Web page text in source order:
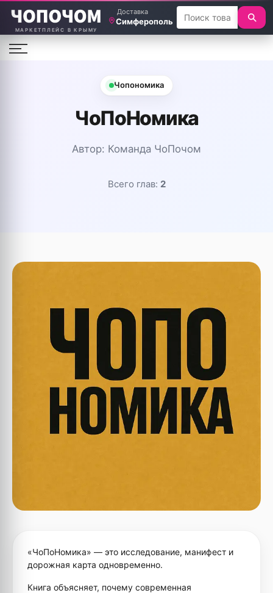
МАРКЕТПЛЕЙС В КРЫМУ
Доставка
Симферополь
Чопономика
ЧоПоНомика
Автор: Команда ЧоПочом
Всего глав: 2
«ЧоПоНомика» — это исследование, манифест и
дорожная карта одновременно.
Книга объясняет, почему современная